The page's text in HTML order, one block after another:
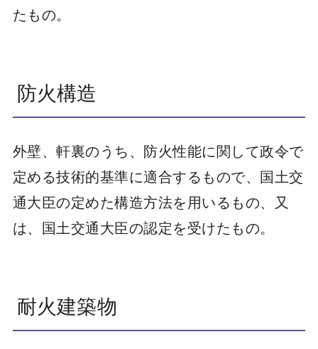
たもの。
防火構造
外壁、軒裏のうち、防火性能に関して政令で
定める技術的基準に適合するもので、国土交
通大臣の定めた構造方法を用いるもの、又
は、国土交通大臣の認定を受けたもの。
耐火建築物